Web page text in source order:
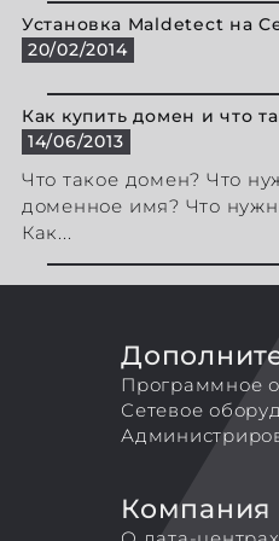
Установка Maldetect на
20/02/2014
Как купить домен и что
14/06/2013
Что такое домен? Что
доменное имя? Что
Как...
Программное
Сетевое
Компания